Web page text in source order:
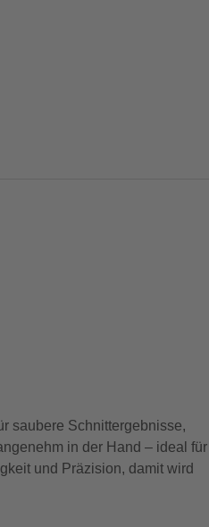
saubere Schnittergebnisse,
in der Hand – ideal für
und Präzision, damit wird